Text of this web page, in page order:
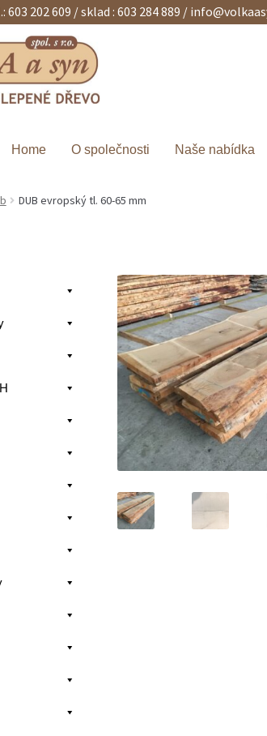
603 202 609 / sklad : 603 284 889 /
Home O společnosti Naše nabídka
DUB evropský tl. 60-65 mm